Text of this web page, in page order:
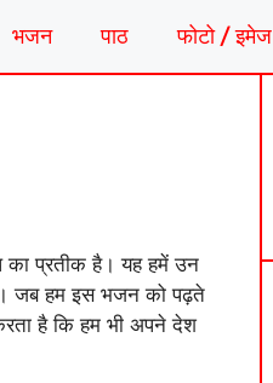
भजन पाठ फोटो / इमेज
का प्रतीक है। यह हमें उन
जब हम इस भजन को पढ़ते
है कि हम भी अपने देश